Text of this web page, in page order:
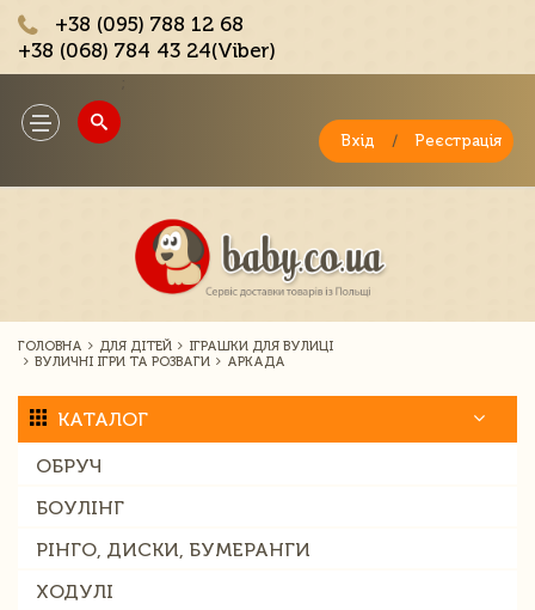
+38 (095) 788 12 68
+38 (068) 784 43 24(Viber)
Toggle
navigation
Вхід / Реєстрація
ГОЛОВНА ДЛЯ ДІТЕЙ
ІГРАШКИ ДЛЯ ВУЛИЦІ
ВУЛИЧНІ ІГРИ ТА РОЗВАГИ
АРКАДА
КАТАЛОГ
ОБРУЧ
БОУЛІНГ
РІНГО, ДИСКИ, БУМЕРАНГИ
ХОДУЛІ